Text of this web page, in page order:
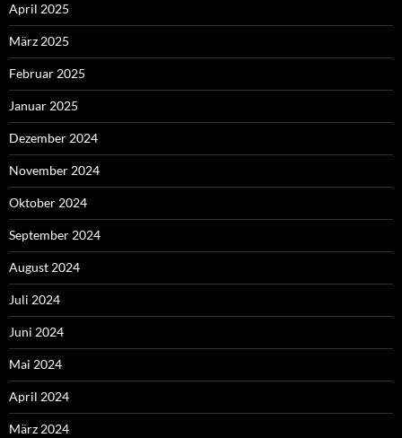
April 2025
März 2025
Februar 2025
Januar 2025
Dezember 2024
November 2024
Oktober 2024
September 2024
August 2024
Juli 2024
Juni 2024
Mai 2024
April 2024
März 2024